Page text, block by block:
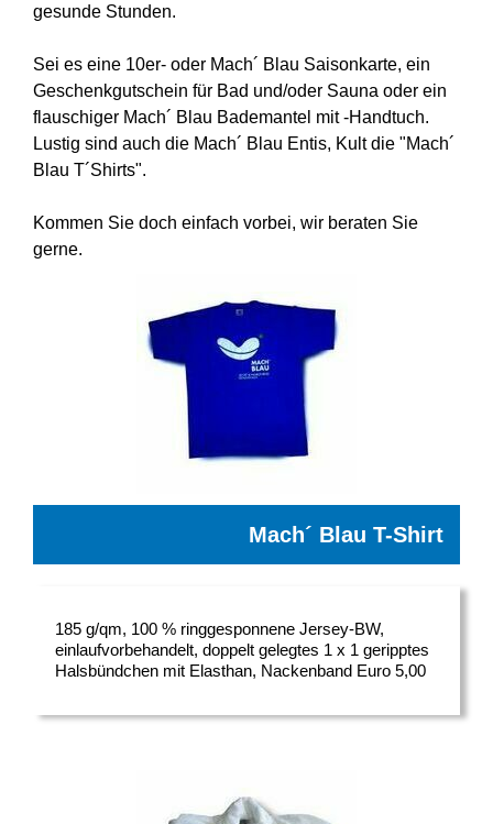
gesunde Stunden.
Sei es eine 10er- oder Mach´ Blau Saisonkarte, ein
Geschenkgutschein für Bad und/oder Sauna oder ein
flauschiger Mach´ Blau Bademantel mit -Handtuch.
Lustig sind auch die Mach´ Blau Entis, Kult die "Mach´
Blau T´Shirts".
Kommen Sie doch einfach vorbei, wir beraten Sie
gerne.
Mach´ Blau T-Shirt
185 g/qm, 100 % ringgesponnene Jersey-BW,
einlaufvorbehandelt, doppelt gelegtes 1 x 1 geripptes
Halsbündchen mit Elasthan, Nackenband Euro 5,00